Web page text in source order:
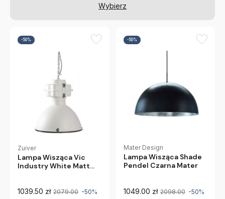
Wybierz
-50%
Zuiver
Lampa Wisząca Vic
Industry White Matt
1039.50 zł 2079.00 -50%
-50%
Mater Design
Lampa Wisząca Shade
Pendel Czarna Mater
1049.00 zł 2098.00 -50%